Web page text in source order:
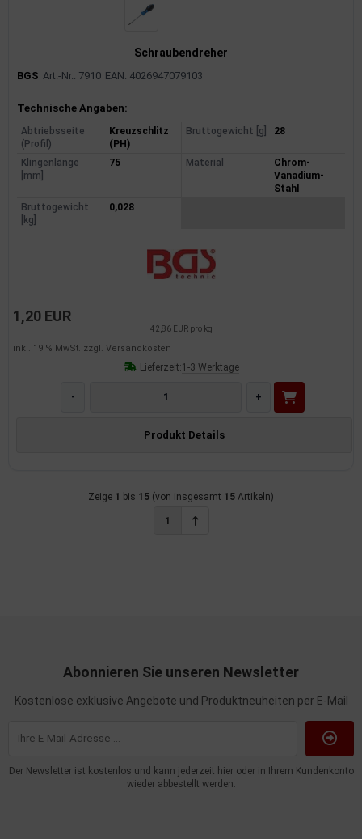
Schraubendreher
BGS Art.-Nr.: 7910 EAN: 4026947079103
Produktinformationen
Technische Angaben:
Abtriebsseite
(Profil)
Kreuzschlitz
(PH)
Bruttogewicht [g] 28
Klingenlänge
[mm]
75 Material
Chrom-
Vanadium-
Stahl
Bruttogewicht
[kg]
0,028
1,20 EUR
42,86 EUR pro kg
inkl. 19 % MwSt. zzgl. Versandkosten
Lieferzeit:1-3 Werktage
- +
Produkt Details
Zeige 1 bis 15 (von insgesamt 15 Artikeln)
1
Abonnieren Sie unseren Newsletter
Kostenlose exklusive Angebote und Produktneuheiten per E-Mail
Der Newsletter ist kostenlos und kann jederzeit hier oder in Ihrem Kundenkonto
wieder abbestellt werden.